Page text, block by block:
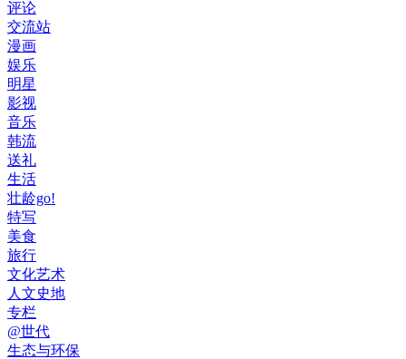
评论
交流站
漫画
娱乐
明星
影视
音乐
韩流
送礼
生活
壮龄go!
特写
美食
旅行
文化艺术
人文史地
专栏
@世代
生态与环保